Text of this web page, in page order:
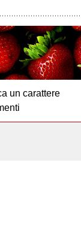
un carattere